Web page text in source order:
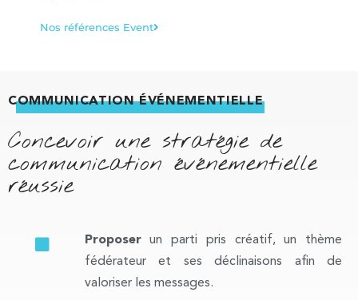
Nos références Event
COMMUNICATION ÉVÉNEMENTIELLE
Concevoir une stratégie de
communication événementielle
réussie
Proposerun parti pris créatif, un thème
fédérateur et ses déclinaisons afin de
valoriser les messages.